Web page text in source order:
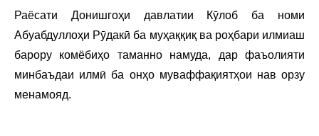
Раёсати Донишгоҳи давлатии Кӯлоб ба номи
Абуабдуллоҳи Рӯдакӣ ба муҳаққиқ ва роҳбари илмиаш
барору комёбиҳо таманно намуда, дар фаъолияти
минбаъдаи илмӣ ба онҳо муваффақиятҳои нав орзу
менамояд.